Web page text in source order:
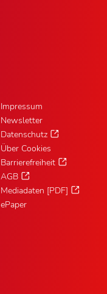
Impressum
Newsletter
Datenschutz
Über Cookies
Barrierefreiheit
AGB
Mediadaten [PDF]
ePaper